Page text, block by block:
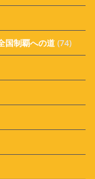
国制覇への道 (74)